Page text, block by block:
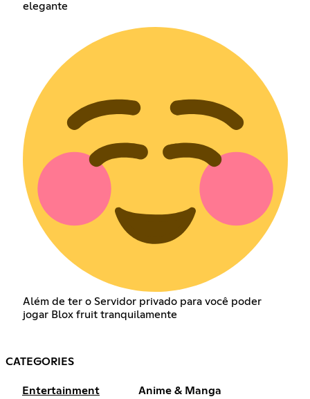
elegante
Além de ter o Servidor privado para você poder
jogar Blox fruit tranquilamente
CATEGORIES
Entertainment Anime & Manga